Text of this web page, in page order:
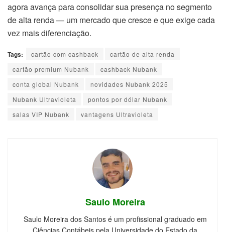
agora avança para consolidar sua presença no segmento
de alta renda — um mercado que cresce e que exige cada
vez mais diferenciação.
Tags: cartão com cashback
cartão de alta renda
cartão premium Nubank
cashback Nubank
conta global Nubank
novidades Nubank 2025
Nubank Ultravioleta
pontos por dólar Nubank
salas VIP Nubank
vantagens Ultravioleta
Saulo Moreira
Saulo Moreira dos Santos é um profissional graduado em
Ciências Contábeis pela Universidade do Estado da